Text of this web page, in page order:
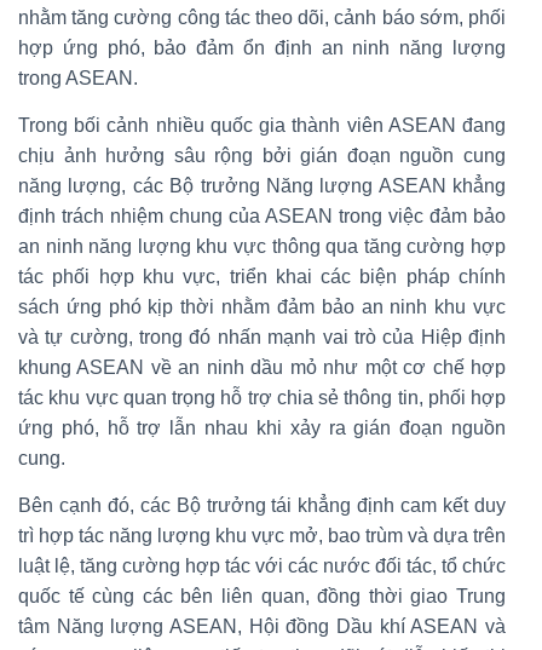
nhằm tăng cường công tác theo dõi, cảnh báo sớm, phối
hợp ứng phó, bảo đảm ổn định an ninh năng lượng
trong ASEAN.
Trong bối cảnh nhiều quốc gia thành viên ASEAN đang
chịu ảnh hưởng sâu rộng bởi gián đoạn nguồn cung
năng lượng, các Bộ trưởng Năng lượng ASEAN khẳng
định trách nhiệm chung của ASEAN trong việc đảm bảo
an ninh năng lượng khu vực thông qua tăng cường hợp
tác phối hợp khu vực, triển khai các biện pháp chính
sách ứng phó kịp thời nhằm đảm bảo an ninh khu vực
và tự cường, trong đó nhấn mạnh vai trò của Hiệp định
khung ASEAN về an ninh dầu mỏ như một cơ chế hợp
tác khu vực quan trọng hỗ trợ chia sẻ thông tin, phối hợp
ứng phó, hỗ trợ lẫn nhau khi xảy ra gián đoạn nguồn
cung.
Bên cạnh đó, các Bộ trưởng tái khẳng định cam kết duy
trì hợp tác năng lượng khu vực mở, bao trùm và dựa trên
luật lệ, tăng cường hợp tác với các nước đối tác, tổ chức
quốc tế cùng các bên liên quan, đồng thời giao Trung
tâm Năng lượng ASEAN, Hội đồng Dầu khí ASEAN và